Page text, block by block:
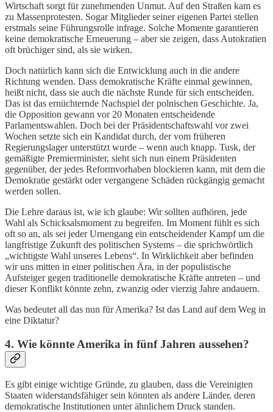
Wirtschaft sorgt für zunehmenden Unmut. Auf den Straßen kam es
zu Massenprotesten. Sogar Mitglieder seiner eigenen Partei stellen
erstmals seine Führungsrolle infrage. Solche Momente garantieren
keine demokratische Erneuerung – aber sie zeigen, dass Autokratien
oft brüchiger sind, als sie wirken.
Doch natürlich kann sich die Entwicklung auch in die andere
Richtung wenden. Dass demokratische Kräfte einmal gewinnen,
heißt nicht, dass sie auch die nächste Runde für sich entscheiden.
Das ist das ernüchternde Nachspiel der polnischen Geschichte. Ja,
die Opposition gewann vor 20 Monaten entscheidende
Parlamentswahlen. Doch bei der Präsidentschaftswahl vor zwei
Wochen setzte sich ein Kandidat durch, der vom früheren
Regierungslager unterstützt wurde – wenn auch knapp. Tusk, der
gemäßigte Premierminister, sieht sich nun einem Präsidenten
gegenüber, der jedes Reformvorhaben blockieren kann, mit dem die
Demokratie gestärkt oder vergangene Schäden rückgängig gemacht
werden sollen.
Die Lehre daraus ist, wie ich glaube: Wir sollten aufhören, jede
Wahl als Schicksalsmoment zu begreifen. Im Moment fühlt es sich
oft so an, als sei jeder Urnengang ein entscheidender Kampf um die
langfristige Zukunft des politischen Systems – die sprichwörtlich
„wichtigste Wahl unseres Lebens“. In Wirklichkeit aber befinden
wir uns mitten in einer politischen Ära, in der populistische
Aufsteiger gegen traditionelle demokratische Kräfte antreten – und
dieser Konflikt könnte zehn, zwanzig oder vierzig Jahre andauern.
Was bedeutet all das nun für Amerika? Ist das Land auf dem Weg in
eine Diktatur?
4. Wie könnte Amerika in fünf Jahren aussehen?
Es gibt einige wichtige Gründe, zu glauben, dass die Vereinigten
Staaten widerstandsfähiger sein könnten als andere Länder, deren
demokratische Institutionen unter ähnlichem Druck standen.